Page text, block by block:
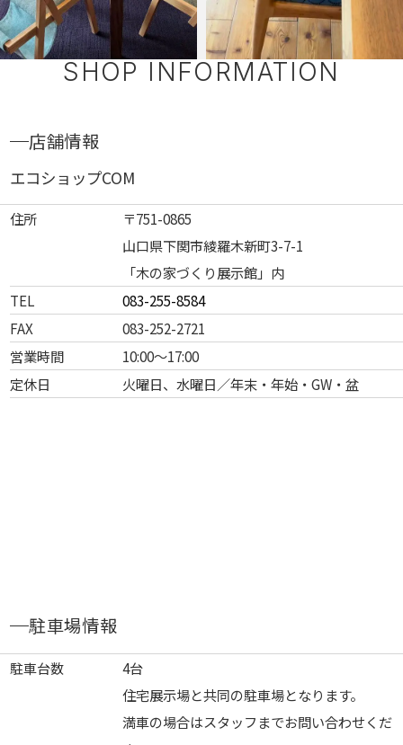
SHOP INFORMATION
店舗情報
エコショップCOM
住所
〒751-0865
山口県下関市綾羅木新町3-7-1
「木の家づくり展示館」内
TEL
083-255-8584
FAX
083-252-2721
営業時間
10:00～17:00
定休日
火曜日、水曜日／年末・年始・GW・盆
駐車場情報
駐車台数
4台
住宅展示場と共同の駐車場となります。
満車の場合はスタッフまでお問い合わせくだ